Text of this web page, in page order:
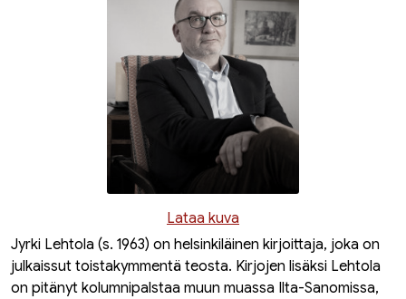
Lataa kuva
Jyrki Lehtola (s. 1963) on helsinkiläinen kirjoittaja, joka on
julkaissut toistakymmentä teosta. Kirjojen lisäksi Lehtola
on pitänyt kolumnipalstaa muun muassa Ilta-Sanomissa,